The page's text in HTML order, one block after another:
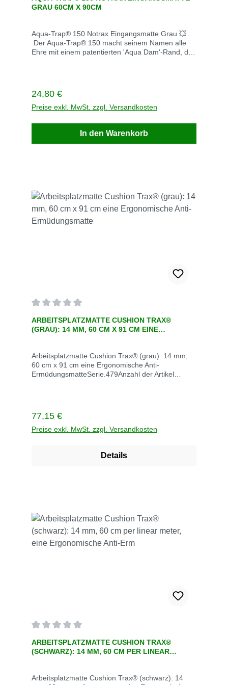
GRAU 60CM X 90CM
Aqua-Trap® 150 Notrax Eingangsmatte Grau 💥
Der Aqua-Trap® 150 macht seinem Namen alle
Ehre mit einem patentierten 'Aqua Dam'-Rand, der
und Wirksamkeit. ✅ Hochleistungs-
Textiloberfläche: Fängt Schmutz und Feuchtigkeit
Eingangsbereiche länger sauber bleiben
Gewicht (kg) :2.5 Abmessungen (cm) :60cm x
Regulärer Preis:
24,80 €
Preise exkl. MwSt. zzgl. Versandkosten
In den Warenkorb
ARBEITSPLATZMATTE CUSHION TRAX®
(GRAU): 14 MM, 60 CM X 91 CM EINE
Arbeitsplatzmatte Cushion Trax® (grau): 14 mm,
60 cm x 91 cm eine Ergonomische Anti-
ErmüdungsmatteSerie.479Anzahl der Artikel
cmGewicht 3,2 kgLieferzeit 5 TageVerrsandkoten
innerhalb Deutschlan Versandkosten frei
Regulärer Preis:
77,15 €
Preise exkl. MwSt. zzgl. Versandkosten
Details
ARBEITSPLATZMATTE CUSHION TRAX®
(SCHWARZ): 14 MM, 60 CM PER LINEAR
Arbeitsplatzmatte Cushion Trax® (schwarz): 14